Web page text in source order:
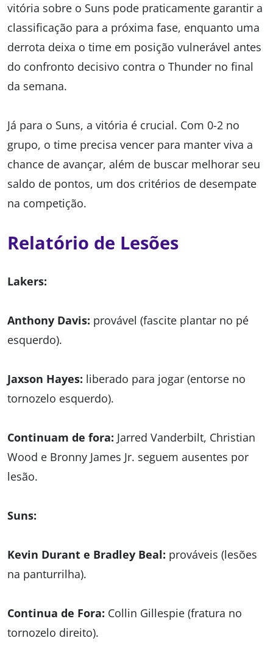
vitória sobre o Suns pode praticamente garantir a
classificação para a próxima fase, enquanto uma
derrota deixa o time em posição vulnerável antes
do confronto decisivo contra o Thunder no final
da semana.
Já para o Suns, a vitória é crucial. Com 0-2 no
grupo, o time precisa vencer para manter viva a
chance de avançar, além de buscar melhorar seu
saldo de pontos, um dos critérios de desempate
na competição.
Relatório de Lesões
Lakers:
Anthony Davis: provável (fascite plantar no pé
esquerdo).
Jaxson Hayes: liberado para jogar (entorse no
tornozelo esquerdo).
Continuam de fora: Jarred Vanderbilt, Christian
Wood e Bronny James Jr. seguem ausentes por
lesão.
Suns:
Kevin Durant e Bradley Beal: prováveis (lesões
na panturrilha).
Continua de Fora: Collin Gillespie (fratura no
tornozelo direito).